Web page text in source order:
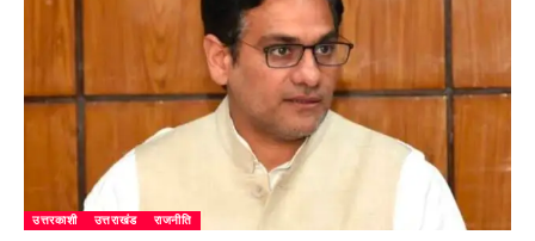
उत्तरकाशी उत्तराखंड राजनीति